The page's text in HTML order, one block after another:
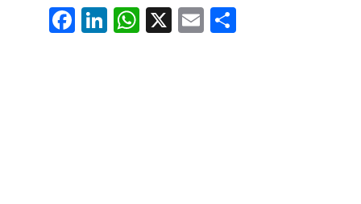
Fa
ce
Li
nk
W
ha
X E
m
Pa